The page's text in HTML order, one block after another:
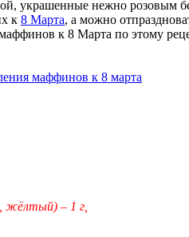
украшенные нежно розовым
к 8 Марта, а можно
к 8 Марта по этому
жёлтый) – 1 г,